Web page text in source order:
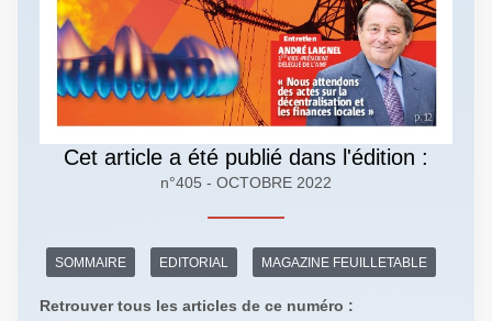
Cet article a été publié dans l'édition :
n°405 - OCTOBRE 2022
SOMMAIRE EDITORIAL MAGAZINE FEUILLETABLE
Retrouver tous les articles de ce numéro :